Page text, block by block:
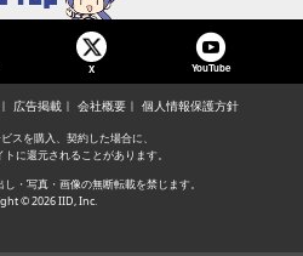
X YouTube
広告掲載 会社概要 個人情報保護方針
スを購入、契約した場合に、
に還元されることがあります。
・写真・画像の無断転載を禁じます。
© 2026 IID, Inc.